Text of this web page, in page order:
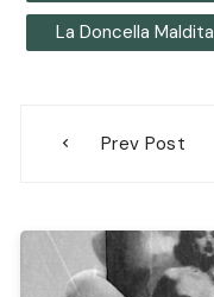
La Doncella Maldita
Prev Post